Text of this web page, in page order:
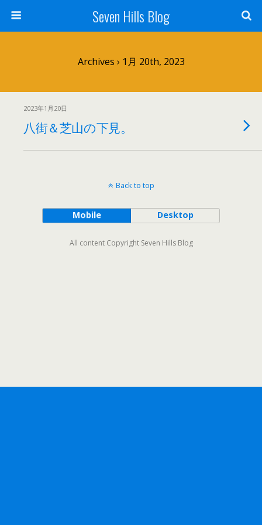
Seven Hills Blog
Archives › 1月 20th, 2023
2023年1月20日
八街＆芝山の下見。
Back to top
Mobile Desktop
All content Copyright Seven Hills Blog